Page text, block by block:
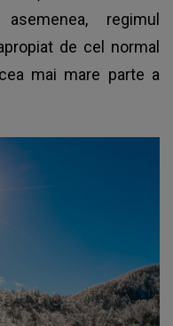
regimul
de cel normal
mai mare parte a